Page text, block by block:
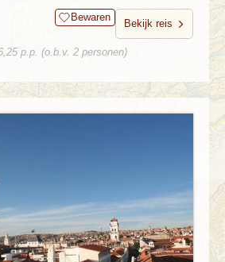
Bewaren
Bekijk reis
p.p. (o.b.v. 2 personen)